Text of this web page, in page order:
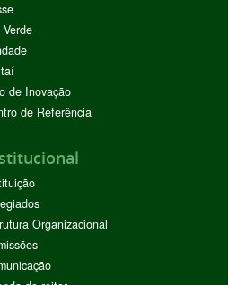
de Inovação
de Referência
Organizacional